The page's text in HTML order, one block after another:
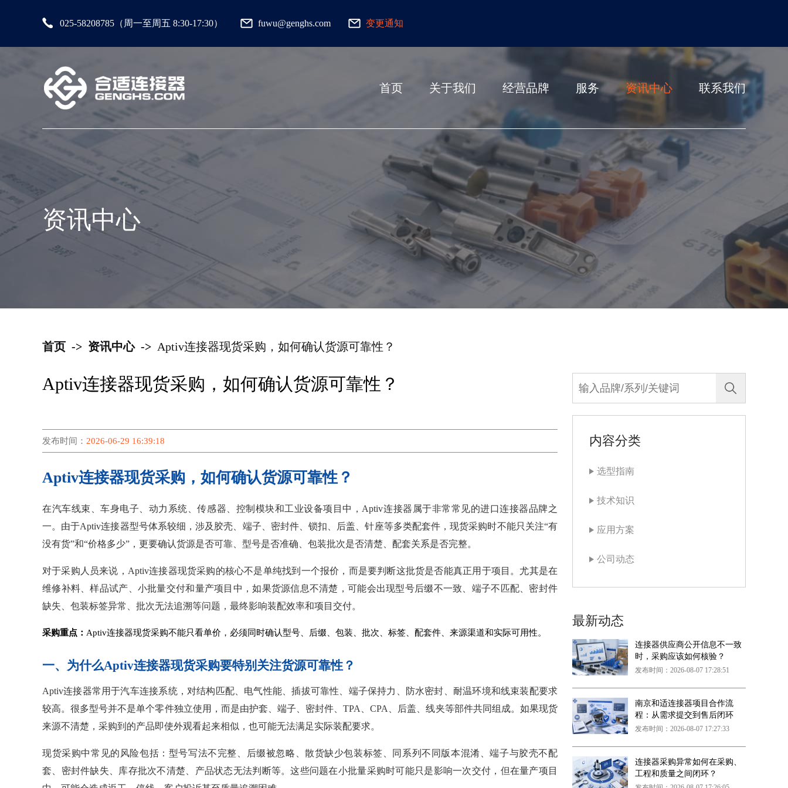
025-58208785（周一至周五 8:30-17:30） fuwu@genghs.com 变更通知
首页 关于我们 经营品牌 服务 资讯中心 联系我们
资讯中心
首页 -> 资讯中心 -> Aptiv连接器现货采购，如何确认货源可靠性？
Aptiv连接器现货采购，如何确认货源可靠性？
发布时间： 2026-06-29 16:39:18
Aptiv连接器现货采购，如何确认货源可靠性？
在汽车线束、车身电子、动力系统、传感器、控制模块和工业设备项目中，Aptiv连接器属于非常常见的进口连接器品牌之
一。由于Aptiv连接器型号体系较细，涉及胶壳、端子、密封件、锁扣、后盖、针座等多类配套件，现货采购时不能只关注“有
没有货”和“价格多少”，更要确认货源是否可靠、型号是否准确、包装批次是否清楚、配套关系是否完整。
对于采购人员来说，Aptiv连接器现货采购的核心不是单纯找到一个报价，而是要判断这批货是否能真正用于项目。尤其是在
维修补料、样品试产、小批量交付和量产项目中，如果货源信息不清楚，可能会出现型号后缀不一致、端子不匹配、密封件
缺失、包装标签异常、批次无法追溯等问题，最终影响装配效率和项目交付。
采购重点： Aptiv连接器现货采购不能只看单价，必须同时确认型号、后缀、包装、批次、标签、配套件、来源渠道和实际可用性。
一、为什么Aptiv连接器现货采购要特别关注货源可靠性？
Aptiv连接器常用于汽车连接系统，对结构匹配、电气性能、插拔可靠性、端子保持力、防水密封、耐温环境和线束装配要求
较高。很多型号并不是单个零件独立使用，而是由护套、端子、密封件、TPA、CPA、后盖、线夹等部件共同组成。如果现货
来源不清楚，采购到的产品即使外观看起来相似，也可能无法满足实际装配要求。
现货采购中常见的风险包括：型号写法不完整、后缀被忽略、散货缺少包装标签、同系列不同版本混淆、端子与胶壳不配
套、密封件缺失、库存批次不清楚、产品状态无法判断等。这些问题在小批量采购时可能只是影响一次交付，但在量产项目
内容分类
选型指南
技术知识
应用方案
公司动态
最新动态
连接器供应商公开信息不一致
时，采购应该如何核验？
发布时间：2026-08-07 17:28:51
南京和适连接器项目合作流
程：从需求提交到售后闭环
发布时间：2026-08-07 17:27:33
连接器采购异常如何在采购、
工程和质量之间闭环？